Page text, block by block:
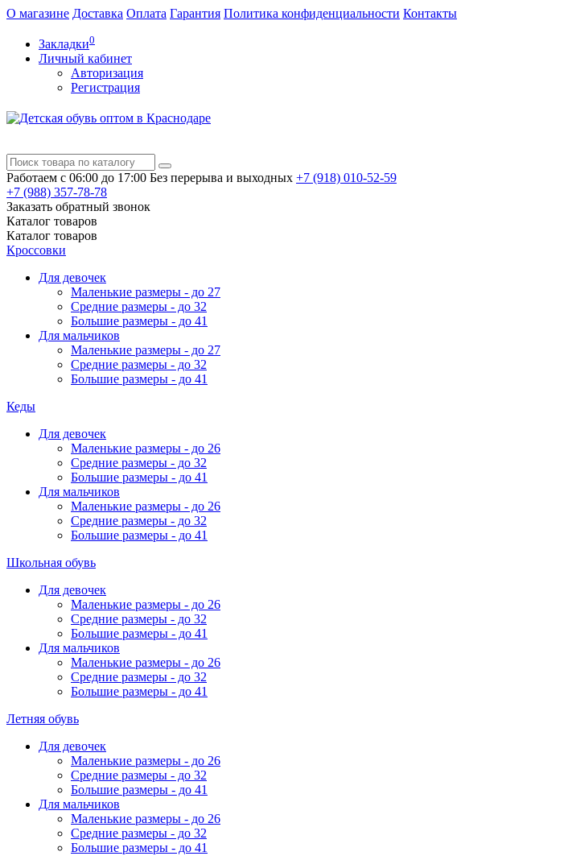
О магазине Доставка Оплата Гарантия Политика конфиденциальности Контакты
Закладки0
Личный кабинет
Авторизация
Регистрация
Работаем с 06:00 до 17:00 Без перерыва и выходных +7 (918) 010-52-59
+7 (988) 357-78-78
Заказать обратный звонок
Каталог товаров
Каталог товаров
Кроссовки
Для девочек
Маленькие размеры - до 27
Средние размеры - до 32
Большие размеры - до 41
Для мальчиков
Маленькие размеры - до 27
Средние размеры - до 32
Большие размеры - до 41
Кеды
Для девочек
Маленькие размеры - до 26
Средние размеры - до 32
Большие размеры - до 41
Для мальчиков
Маленькие размеры - до 26
Средние размеры - до 32
Большие размеры - до 41
Школьная обувь
Для девочек
Маленькие размеры - до 26
Средние размеры - до 32
Большие размеры - до 41
Для мальчиков
Маленькие размеры - до 26
Средние размеры - до 32
Большие размеры - до 41
Летняя обувь
Для девочек
Маленькие размеры - до 26
Средние размеры - до 32
Большие размеры - до 41
Для мальчиков
Маленькие размеры - до 26
Средние размеры - до 32
Большие размеры - до 41